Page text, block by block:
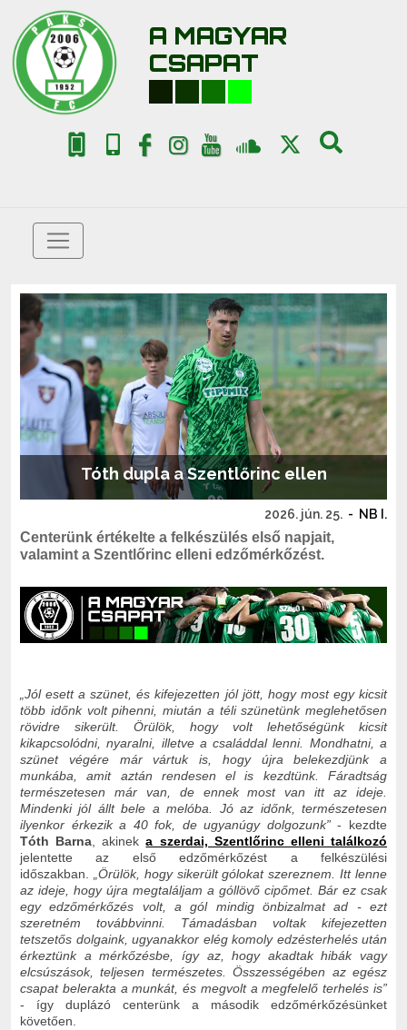
A MAGYAR
CSAPAT
Tóth dupla a Szentlőrinc ellen
2026. jún. 25. - NB I.
Centerünk értékelte a felkészülés első napjait,
valamint a Szentlőrinc elleni edzőmérkőzést.
„Jól esett a szünet, és kifejezetten jól jött, hogy most egy kicsit
több időnk volt pihenni, miután a téli szünetünk meglehetősen
rövidre sikerült. Örülök, hogy volt lehetőségünk kicsit
kikapcsolódni, nyaralni, illetve a családdal lenni. Mondhatni, a
szünet végére már vártuk is, hogy újra belekezdjünk a
munkába, amit aztán rendesen el is kezdtünk. Fáradtság
természetesen már van, de ennek most van itt az ideje.
Mindenki jól állt bele a melóba. Jó az időnk, természetesen
ilyenkor érkezik a 40 fok, de ugyanúgy dolgozunk”- kezdte
Tóth Barna, akineka szerdai, Szentlőrinc elleni találkozó
jelentette az első edzőmérkőzést a felkészülési
időszakban. „Örülök, hogy sikerült gólokat szereznem. Itt lenne
az ideje, hogy újra megtaláljam a góllövő cipőmet. Bár ez csak
egy edzőmérkőzés volt, a gól mindig önbizalmat ad - ezt
szeretném továbbvinni. Támadásban voltak kifejezetten
tetszetős dolgaink, ugyanakkor elég komoly edzésterhelés után
érkeztünk a mérkőzésbe, így az, hogy akadtak hibák vagy
elcsúszások, teljesen természetes. Összességében az egész
csapat belerakta a munkát, és megvolt a megfelelő terhelés is”
- így duplázó centerünk a második edzőmérkőzésünket
követően.